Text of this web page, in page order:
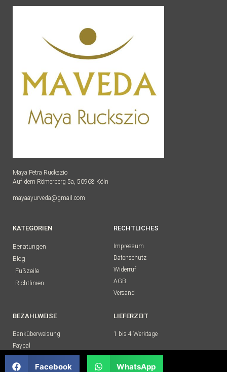
Maya Petra Ruckszio
Auf dem Römerberg 5a, 50968 Köln
mayaayurveda@gmail.com
KATEGORIEN
Beratungen
Blog
Fußzeile
Richtlinien
RECHTLICHES
Impressum
Datenschutz
Widerruf
AGB
Versand
BEZAHLWEISE
Banküberweisung
Paypal
LIEFERZEIT
1 bis 4 Werktage
Facebook WhatsApp